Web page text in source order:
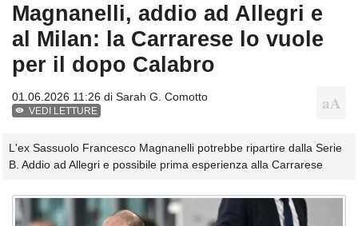
Magnanelli, addio ad Allegri e
al Milan: la Carrarese lo vuole
per il dopo Calabro
01.06.2026 11:26 di Sarah G. Comotto
VEDI LETTURE
L'ex Sassuolo Francesco Magnanelli potrebbe ripartire dalla Serie
B. Addio ad Allegri e possibile prima esperienza alla Carrarese